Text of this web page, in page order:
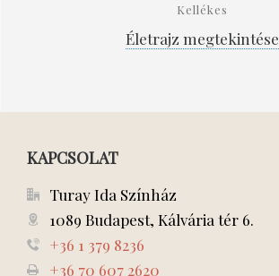
Kellékes
Életrajz megtekintése
KAPCSOLAT
Turay Ida Színház
1089 Budapest, Kálvária tér 6.
+36 1 379 8236
+36 70 607 2620